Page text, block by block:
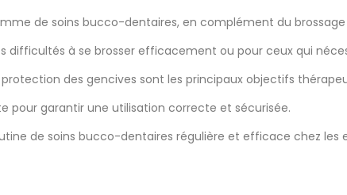
de soins bucco-dentaires, en complément du
difficultés à se brosser efficacement ou pour ceux qui
des gencives sont les principaux objectifs
pour garantir une utilisation correcte et sécurisée.
de soins bucco-dentaires régulière et efficace chez